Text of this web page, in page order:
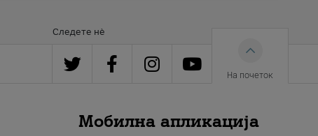
Следете нè
На почеток
Мобилна апликација